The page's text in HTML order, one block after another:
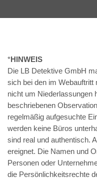
*HINWEIS
Die LB Detektive GmbH
sich bei den im Webauftritt
nicht um Niederlassungen
beschriebenen
regelmäßig aufgesuchte
werden keine Büros
sind real und authentisch.
ereignet. Die Namen und
Personen oder
die Persönlichkeitsrechte